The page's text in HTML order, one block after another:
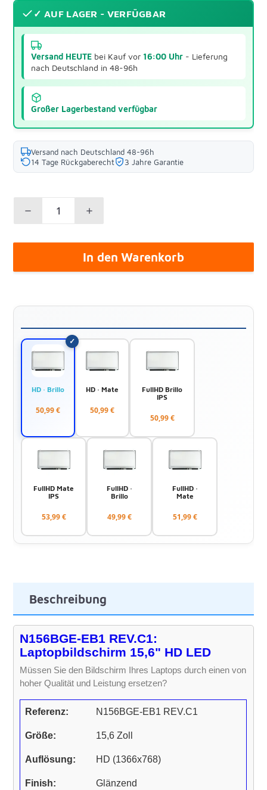
✓ AUF LAGER - VERFÜGBAR
Versand HEUTE bei Kauf vor 16:00 Uhr - Lieferung
nach Deutschland in 48-96h
Großer Lagerbestand verfügbar
Versand nach Deutschland 48-96h
14 Tage Rückgaberecht
3 Jahre Garantie
In den Warenkorb
HD · Brillo
50,99 €
HD · Mate
50,99 €
FullHD Brillo
IPS
50,99 €
FullHD Mate
IPS
53,99 €
FullHD ·
Brillo
49,99 €
FullHD ·
Mate
51,99 €
Beschreibung
N156BGE-EB1 REV.C1:
Laptopbildschirm 15,6" HD LED
Müssen Sie den Bildschirm Ihres Laptops durch einen von
hoher Qualität und Leistung ersetzen?
Referenz: N156BGE-EB1 REV.C1
Größe: 15,6 Zoll
Auflösung: HD (1366x768)
Finish: Glänzend